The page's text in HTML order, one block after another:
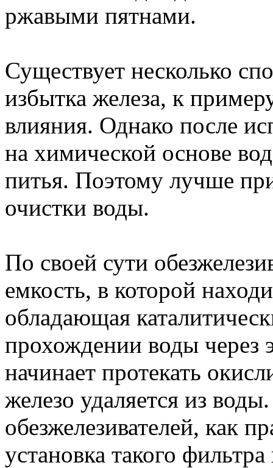
ржавыми пятнами.
Существует несколько
избытка железа, к
влияния. Однако после
на химической основе
питья. Поэтому лучше
очистки воды.
По своей сути
емкость, в которой
обладающая
прохождении воды через
начинает протекать
железо удаляется из
обезжелезивателей, как
установка такого